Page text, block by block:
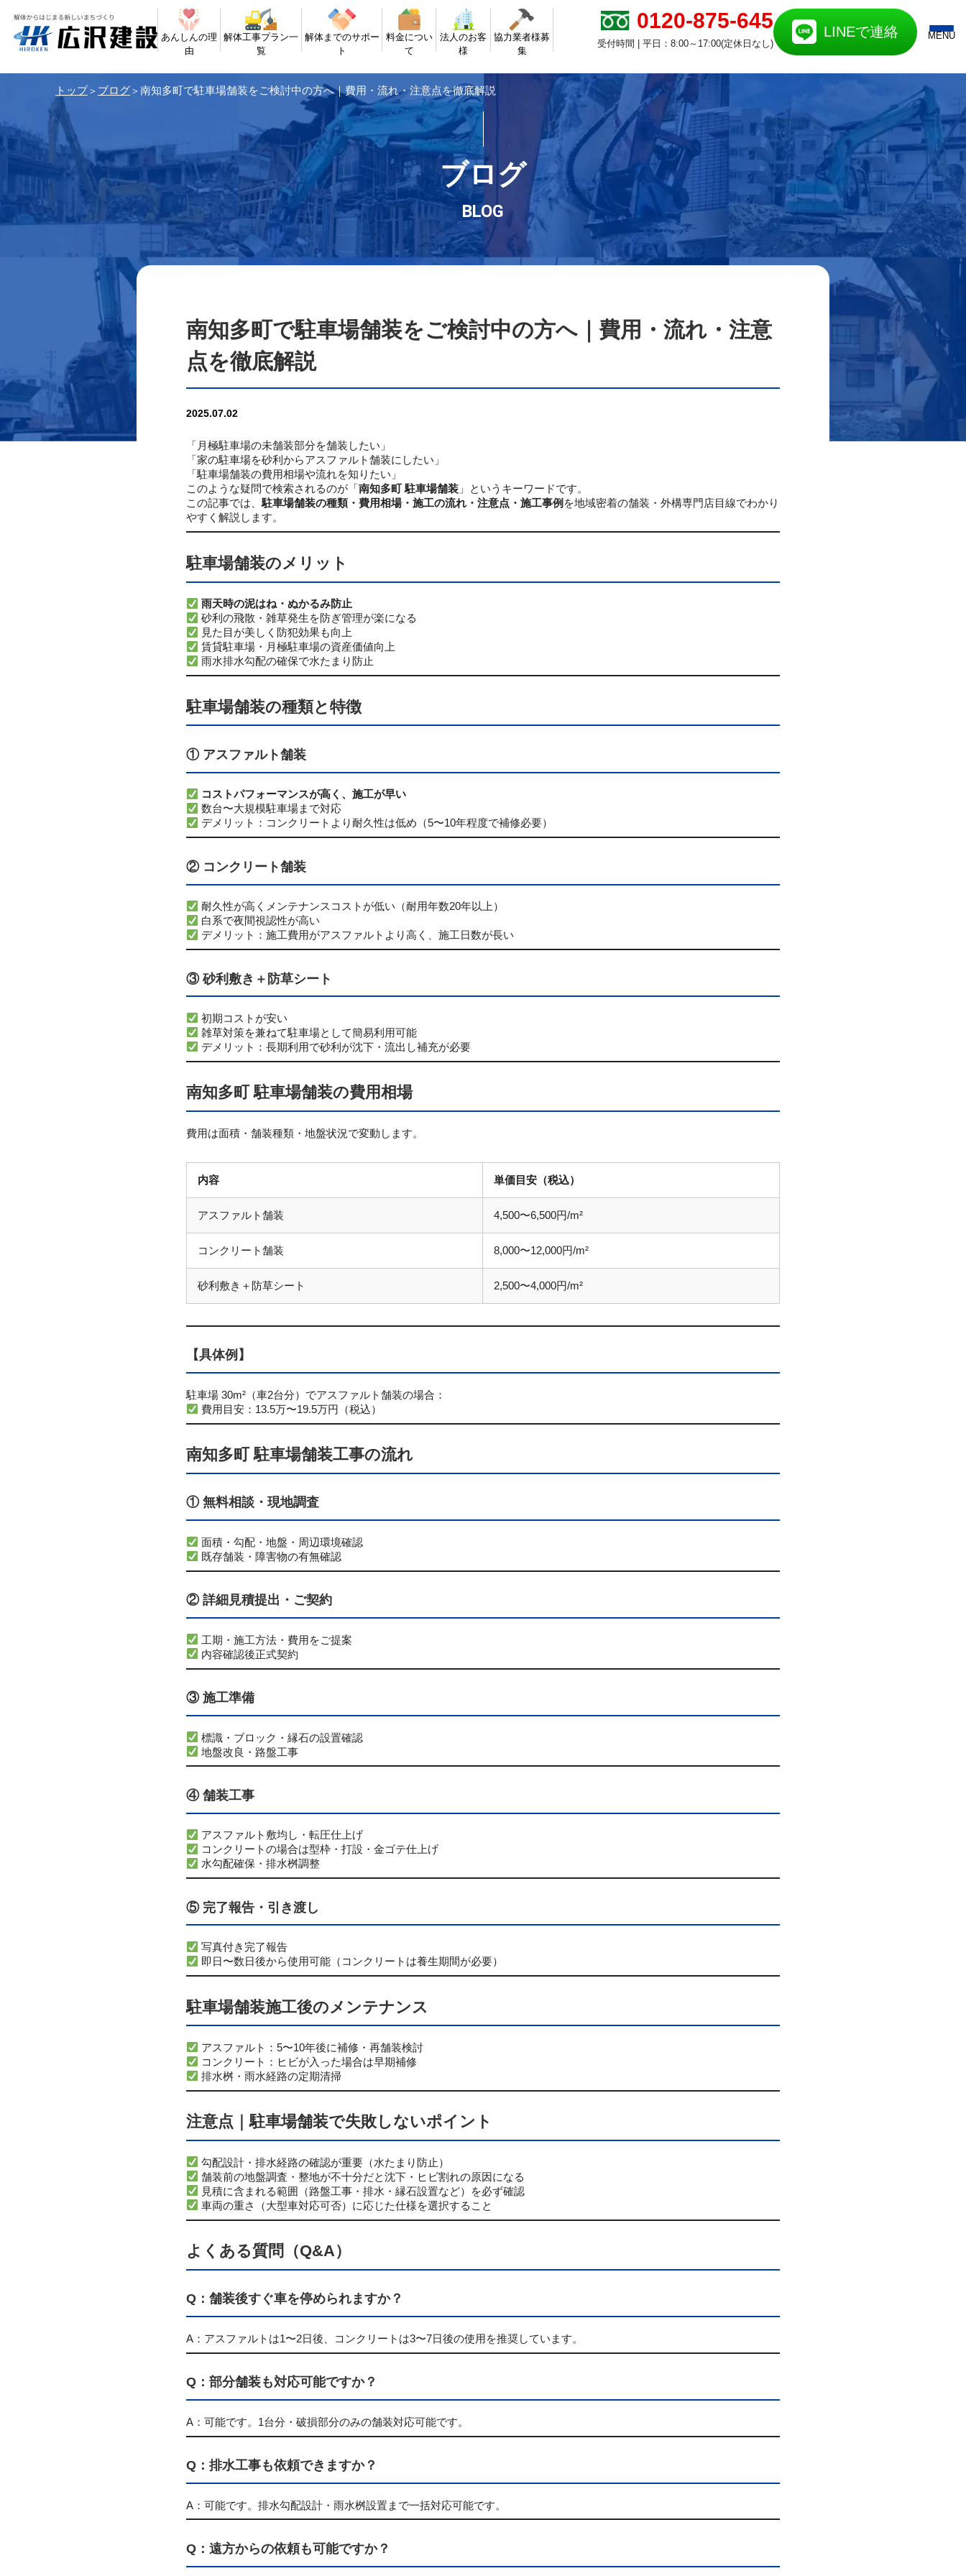
あんしんの理
由
解体工事プラン一
覧
解体までのサポー
ト
料金につい
て
法人のお客
様
協力業者様募
集
0120-875-645
受付時間 | 平日：8:00～17:00(定休日なし)
LINEで連絡 MENU
トップ＞ ブログ＞南知多町で駐車場舗装をご検討中の方へ｜費用・流れ・注意点を徹底解説
ブログ
BLOG
南知多町で駐車場舗装をご検討中の方へ｜費用・流れ・注意
点を徹底解説
2025.07.02
「月極駐車場の未舗装部分を舗装したい」
「家の駐車場を砂利からアスファルト舗装にしたい」
「駐車場舗装の費用相場や流れを知りたい」
このような疑問で検索されるのが「 南知多町 駐車場舗装」というキーワードです。
この記事では、駐車場舗装の種類・費用相場・施工の流れ・注意点・施工事例 を地域密着の舗装・外構専門店目線でわかり
やすく解説します。
駐車場舗装のメリット
雨天時の泥はね・ぬかるみ防止
砂利の飛散・雑草発生を防ぎ管理が楽になる
見た目が美しく防犯効果も向上
賃貸駐車場・月極駐車場の資産価値向上
雨水排水勾配の確保で水たまり防止
駐車場舗装の種類と特徴
① アスファルト舗装
コストパフォーマンスが高く、施工が早い
数台〜大規模駐車場まで対応
デメリット：コンクリートより耐久性は低め（5〜10年程度で補修必要）
② コンクリート舗装
耐久性が高くメンテナンスコストが低い（耐用年数20年以上）
白系で夜間視認性が高い
デメリット：施工費用がアスファルトより高く、施工日数が長い
③ 砂利敷き＋防草シート
初期コストが安い
雑草対策を兼ねて駐車場として簡易利用可能
デメリット：長期利用で砂利が沈下・流出し補充が必要
南知多町 駐車場舗装の費用相場
費用は面積・舗装種類・地盤状況で変動します。
内容 単価目安（税込）
アスファルト舗装 4,500〜6,500円/m²
コンクリート舗装 8,000〜12,000円/m²
砂利敷き＋防草シート 2,500〜4,000円/m²
【具体例】
駐車場 30m²（車2台分）でアスファルト舗装の場合：
費用目安：13.5万〜19.5万円（税込）
南知多町 駐車場舗装工事の流れ
① 無料相談・現地調査
面積・勾配・地盤・周辺環境確認
既存舗装・障害物の有無確認
② 詳細見積提出・ご契約
工期・施工方法・費用をご提案
内容確認後正式契約
③ 施工準備
標識・ブロック・縁石の設置確認
地盤改良・路盤工事
④ 舗装工事
アスファルト敷均し・転圧仕上げ
コンクリートの場合は型枠・打設・金ゴテ仕上げ
水勾配確保・排水桝調整
⑤ 完了報告・引き渡し
写真付き完了報告
即日〜数日後から使用可能（コンクリートは養生期間が必要）
駐車場舗装施工後のメンテナンス
アスファルト：5〜10年後に補修・再舗装検討
コンクリート：ヒビが入った場合は早期補修
排水桝・雨水経路の定期清掃
注意点｜駐車場舗装で失敗しないポイント
勾配設計・排水経路の確認が重要（水たまり防止）
舗装前の地盤調査・整地が不十分だと沈下・ヒビ割れの原因になる
見積に含まれる範囲（路盤工事・排水・縁石設置など）を必ず確認
車両の重さ（大型車対応可否）に応じた仕様を選択すること
よくある質問（Q&A）
Q：舗装後すぐ車を停められますか？
A：アスファルトは1〜2日後、コンクリートは3〜7日後の使用を推奨しています。
Q：部分舗装も対応可能ですか？
A：可能です。1台分・破損部分のみの舗装対応可能です。
Q：排水工事も依頼できますか？
A：可能です。排水勾配設計・雨水桝設置まで一括対応可能です。
Q：遠方からの依頼も可能ですか？